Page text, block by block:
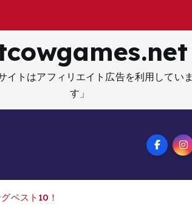
イトはアフィリエイト広告を利用していま
す」
ベスト10！